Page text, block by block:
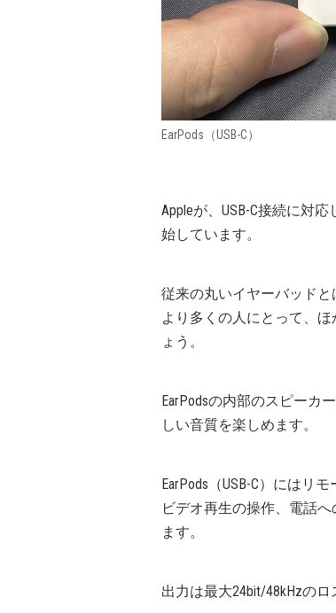
EarPods（USB-C）
Appleが、USB-C接続に対応
始しています。
従来の丸いイヤーバッドと
より多くの人にとって、
ょう。
EarPodsの内部のスピーカ
しい音質を楽しめます。
EarPods（USB-C）にはリ
ビデオ再生の操作、電話
ます。
出力は最大24bit/48kHzの